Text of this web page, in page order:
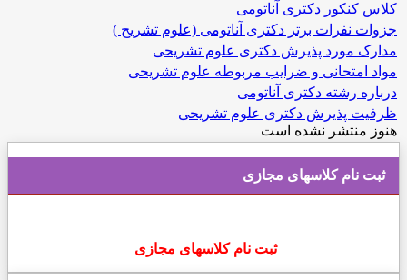
کلاس کنکور دکتری آناتومی
جزوات نفرات برتر دکتری آناتومی (علوم تشریح )
مدارک مورد پذیرش دکتری علوم تشریحی
مواد امتحانی و ضرایب مربوطه علوم تشریحی
درباره رشته دکتری آناتومی
ظرفیت پذیرش دکتری علوم تشریحی
هنوز منتشر نشده است
ثبت نام کلاسهای مجازی
ثبت نام کلاسهای مجازی